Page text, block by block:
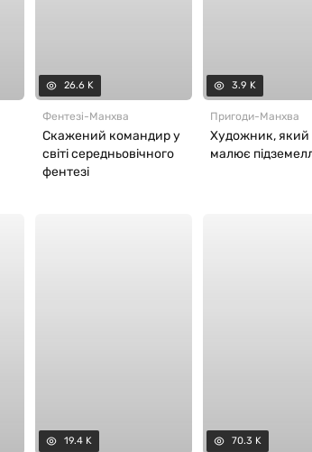
26.6 K
Фентезі-Манхва
Скажений командир у
світі середньовічного
фентезі
3.9 K
Пригоди-Манхва
Художник, який
малює
19.4 K 70.3 K